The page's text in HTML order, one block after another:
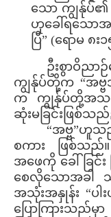
သော ကျွန်ုပ်
ဟုခေါ်ရသော
ပြီ” (ရောမ ၈း၁
ဦးစွာဝိည
ကျွန်ုပ်တို့က “အဗ္
က ကျွန်ုပ်တို့အသက်
ဆုံးမခြင်းဖြစ်သ
“အဗ္ဗ”
စကား ဖြစ်သည်
အဖေကို ခေါ်ခြင်
စေလိုသောအခါ
အသုံးအနှုန်း “ပါ
ပြောကြားသည်မှ